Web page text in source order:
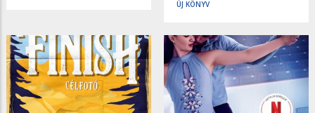
ÚJ KÖNYV